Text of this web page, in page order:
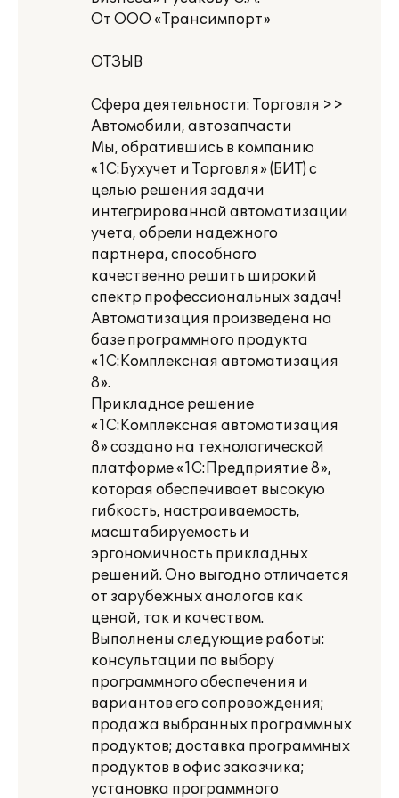
От ООО «Трансимпорт»
ОТЗЫВ
Сфера деятельности: Торговля >>
Автомобили, автозапчасти
Мы, обратившись в компанию
«1С:Бухучет и Торговля» (БИТ) с
целью решения задачи
интегрированной автоматизации
учета, обрели надежного
партнера, способного
качественно решить широкий
спектр профессиональных задач!
Автоматизация произведена на
базе программного продукта
«1С:Комплексная автоматизация
8».
Прикладное решение
«1С:Комплексная автоматизация
8» создано на технологической
платформе «1С:Предприятие 8»,
которая обеспечивает высокую
гибкость, настраиваемость,
масштабируемость и
эргономичность прикладных
решений. Оно выгодно отличается
от зарубежных аналогов как
ценой, так и качеством.
Выполнены следующие работы:
консультации по выбору
программного обеспечения и
вариантов его сопровождения;
продажа выбранных программных
продуктов; доставка программных
продуктов в офис заказчика;
установка программного